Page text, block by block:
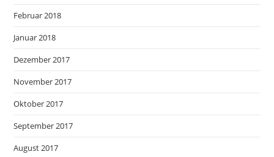
Februar 2018
Januar 2018
Dezember 2017
November 2017
Oktober 2017
September 2017
August 2017